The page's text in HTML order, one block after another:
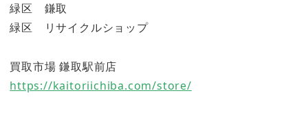
緑区 鎌取
緑区 リサイクルショップ
買取市場 鎌取駅前店
https://kaitoriichiba.com/store/